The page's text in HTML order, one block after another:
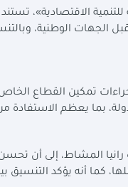
الجهات الوطنية،
تمكين القطاع
بما يعظم الاستفادة
المشاط، إلى أن